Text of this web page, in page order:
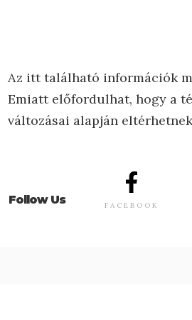
Az itt található információk
Emiatt előfordulhat, hogy a
változásai alapján
Follow Us FACEBOOK